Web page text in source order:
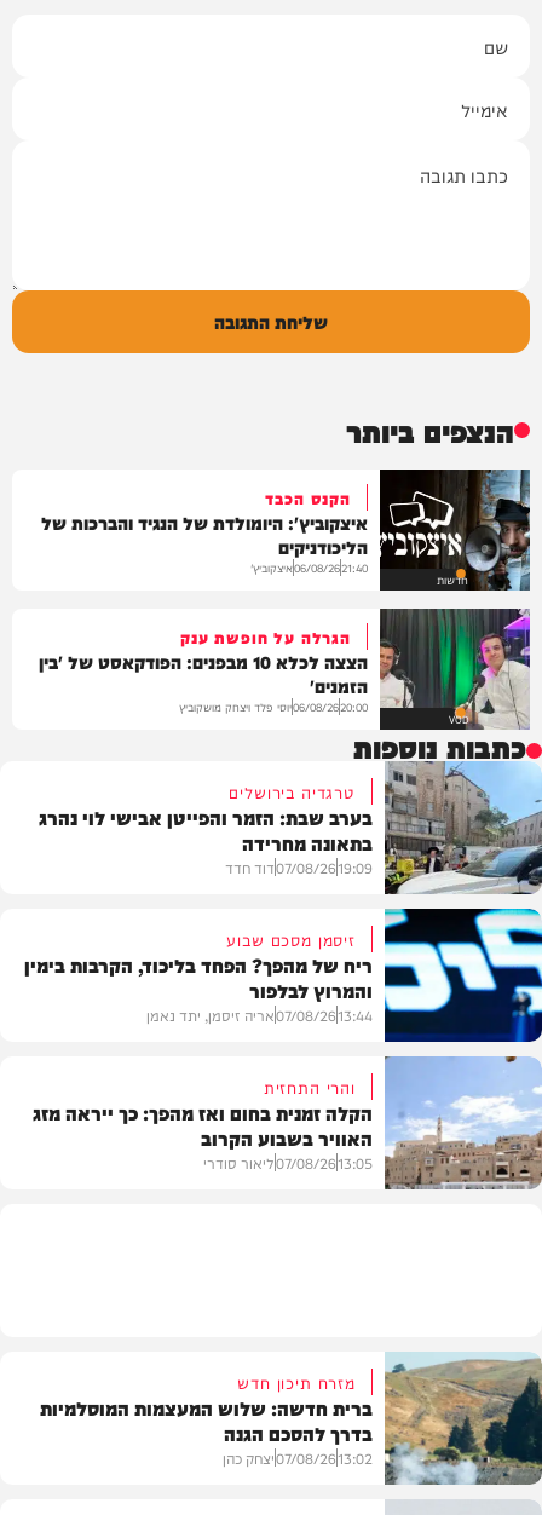
שליחת התגובה
הנצפים ביותר
חדשות
הקנס הכבד
איצקוביץ': היומולדת של הנגיד והברכות של
הליכודניקים
21:40
06/08/26איצקוביץ'
VOD
הגרלה על חופשת ענק
הצצה לכלא 10 מבפנים: הפודקאסט של 'בין
הזמנים'
20:00
06/08/26יוסי פלד ויצחק מושקוביץ
כתבות נוספות
בארץ
טרגדיה בירושלים
בערב שבת: הזמר והפייטן אבישי לוי נהרג
בתאונה מחרידה
19:09
07/08/26דוד חדד
פוליטי
זיסמן מסכם שבוע
ריח של מהפך? הפחד בליכוד, הקרבות בימין
והמרוץ לבלפור
13:44
07/08/26אריה זיסמן, יתד נאמן
והרי התחזית
הקלה זמנית בחום ואז מהפך: כך ייראה מזג
האוויר בשבוע הקרוב
13:05
07/08/26ליאור סודרי
מזרח תיכון חדש
ברית חדשה: שלוש המעצמות המוסלמיות
בדרך להסכם הגנה
13:02
07/08/26יצחק כהן